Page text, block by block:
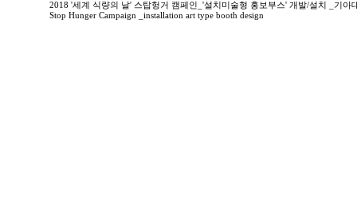
2018 '세계 식량의 날' 스탑헝거 캠페인_'설치미술형 홍보부스' 개발/설치 _기아
Stop Hunger Campaign _installation art type booth design